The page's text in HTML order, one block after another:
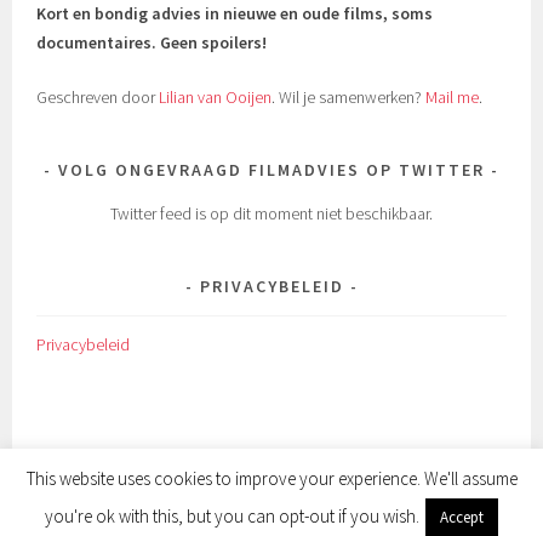
Kort en bondig advies in nieuwe en oude films, soms
documentaires. Geen spoilers!
Geschreven doorLilian van Ooijen. Wil je samenwerken? Mail me.
VOLG ONGEVRAAGD FILMADVIES OP TWITTER
Twitter feed is op dit moment niet beschikbaar.
PRIVACYBELEID
Privacybeleid
ONDERSTEUND DOOR WORDPRESS | THEMA: SELA DOOR
This website uses cookies to improve your experience. We'll assume
you're ok with this, but you can opt-out if you wish.
Accept